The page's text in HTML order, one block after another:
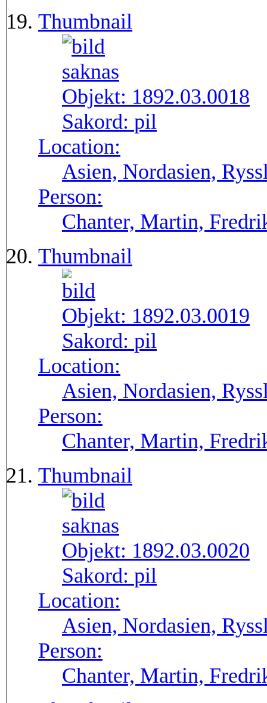
Thumbnail
Objekt: 1892.03.0018
Sakord: pil
Location:
Asien, Nordasien,
Person:
Chanter, Martin,
Thumbnail
Objekt: 1892.03.0019
Sakord: pil
Location:
Asien, Nordasien,
Person:
Chanter, Martin,
Thumbnail
Objekt: 1892.03.0020
Sakord: pil
Location:
Asien, Nordasien,
Person:
Chanter, Martin,